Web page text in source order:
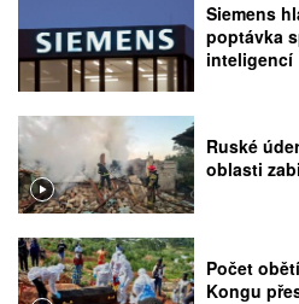
Siemens
poptávka
inteligencí
Ruské
oblasti
Počet
Kongu